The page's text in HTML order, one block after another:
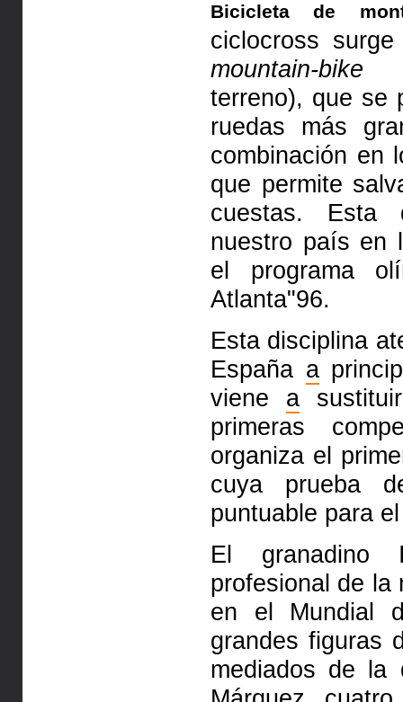
Bicicleta de
ciclocross
mountain-bike
terreno), que se
ruedas más
combinación en
que permite
cuestas. Esta
nuestro país en
el programa
Atlanta"96.
Esta disciplina
España a
viene a
primeras
organiza el
cuya prueba
puntuable para
El granadino
profesional de
en el Mundial
grandes figuras
mediados de la